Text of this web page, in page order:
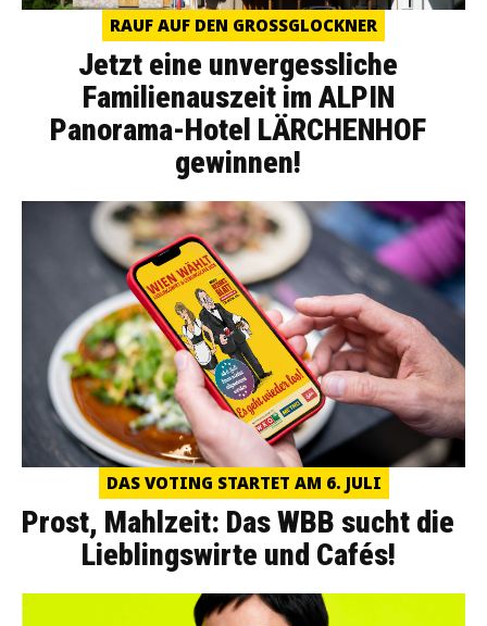
RAUF AUF DEN GROSSGLOCKNER
Jetzt eine unvergessliche
Familienauszeit im ALPIN
Panorama-Hotel LÄRCHENHOF
gewinnen!
DAS VOTING STARTET AM 6. JULI
Prost, Mahlzeit: Das WBB sucht die
Lieblingswirte und Cafés!